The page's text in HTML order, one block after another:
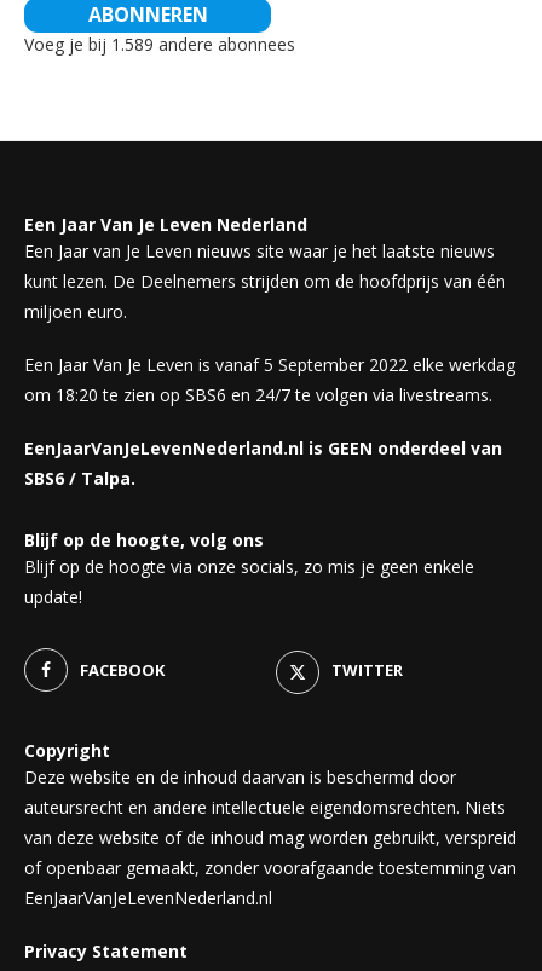
ABONNEREN
Voeg je bij 1.589 andere abonnees
Een Jaar Van Je Leven Nederland
Een Jaar van Je Leven nieuws site waar je het laatste nieuws
kunt lezen. De Deelnemers strijden om de hoofdprijs van één
miljoen euro.
Een Jaar Van Je Leven is vanaf 5 September 2022 elke werkdag
om 18:20 te zien op SBS6 en 24/7 te volgen via livestreams.
EenJaarVanJeLevenNederland.nl is GEEN onderdeel van
SBS6 / Talpa.
Blijf op de hoogte, volg ons
Blijf op de hoogte via onze socials, zo mis je geen enkele
update!
FACEBOOK TWITTER
Copyright
Deze website en de inhoud daarvan is beschermd door
auteursrecht en andere intellectuele eigendomsrechten. Niets
van deze website of de inhoud mag worden gebruikt, verspreid
of openbaar gemaakt, zonder voorafgaande toestemming van
EenJaarVanJeLevenNederland.nl
Privacy Statement